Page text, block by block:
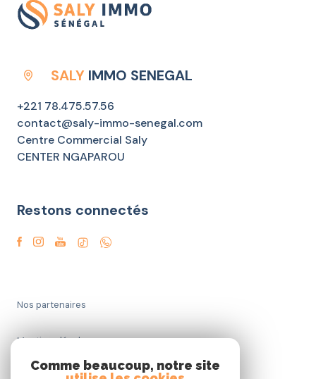
SALY IMMO SENEGAL
+221 78.475.57.56
contact@saly-immo-senegal.com
Centre Commercial Saly
CENTER NGAPAROU
Restons connectés
Nos partenaires
Mentions légales
Comme beaucoup, notre site